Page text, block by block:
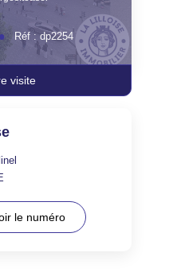
Réf :dp2254
visite
le numéro